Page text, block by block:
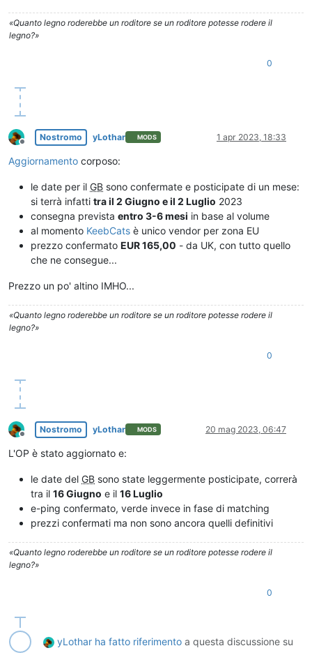
«Quanto legno roderebbe un roditore se un roditore potesse rodere il
legno?»
0
Non in linea
Nostromo yLothar MODS 1 apr 2023, 18:33
Aggiornamento corposo:
le date per il GB sono confermate e posticipate di un mese:
si terrà infatti tra il 2 Giugno e il 2 Luglio 2023
consegna prevista entro 3-6 mesi in base al volume
al momento KeebCats è unico vendor per zona EU
prezzo confermato EUR 165,00 - da UK, con tutto quello
che ne consegue...
Prezzo un po' altino IMHO...
«Quanto legno roderebbe un roditore se un roditore potesse rodere il
legno?»
0
Non in linea
Nostromo yLothar MODS 20 mag 2023, 06:47
L'OP è stato aggiornato e:
le date del GB sono state leggermente posticipate, correrà
tra il 16 Giugno e il 16 Luglio
e-ping confermato, verde invece in fase di matching
prezzi confermati ma non sono ancora quelli definitivi
«Quanto legno roderebbe un roditore se un roditore potesse rodere il
legno?»
0
yLothar ha fatto riferimento a questa discussione su